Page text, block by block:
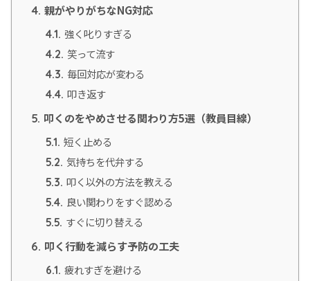
4. 親がやりがちなNG対応
4.1. 強く叱りすぎる
4.2. 笑って流す
4.3. 毎回対応が変わる
4.4. 叩き返す
5. 叩くのをやめさせる関わり方5選（教員目線）
5.1. 短く止める
5.2. 気持ちを代弁する
5.3. 叩く以外の方法を教える
5.4. 良い関わりをすぐ認める
5.5. すぐに切り替える
6. 叩く行動を減らす予防の工夫
6.1. 疲れすぎを避ける